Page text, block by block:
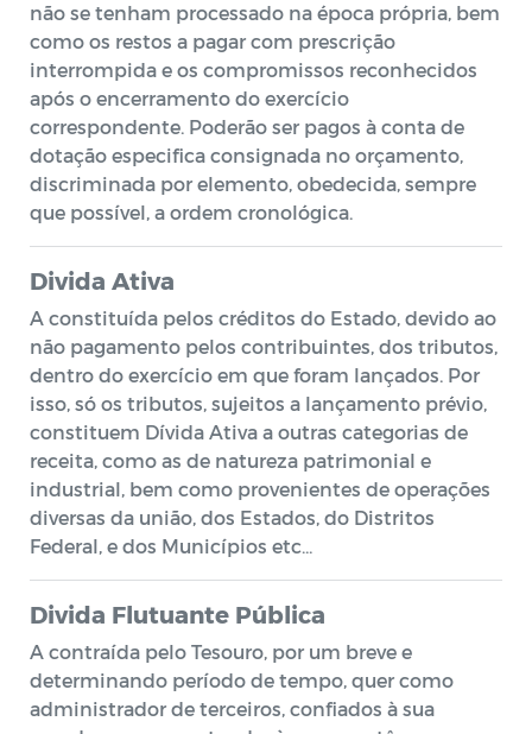
não se tenham processado na época própria, bem
como os restos a pagar com prescrição
interrompida e os compromissos reconhecidos
após o encerramento do exercício
correspondente. Poderão ser pagos à conta de
dotação especifica consignada no orçamento,
discriminada por elemento, obedecida, sempre
que possível, a ordem cronológica.
Divida Ativa
A constituída pelos créditos do Estado, devido ao
não pagamento pelos contribuintes, dos tributos,
dentro do exercício em que foram lançados. Por
isso, só os tributos, sujeitos a lançamento prévio,
constituem Dívida Ativa a outras categorias de
receita, como as de natureza patrimonial e
industrial, bem como provenientes de operações
diversas da união, dos Estados, do Distritos
Federal, e dos Municípios etc…
Divida Flutuante Pública
A contraída pelo Tesouro, por um breve e
determinando período de tempo, quer como
administrador de terceiros, confiados à sua